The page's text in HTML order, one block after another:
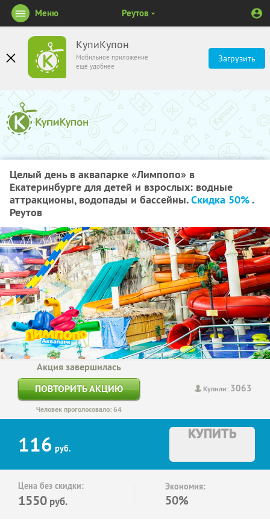
КупиКупон
Мобильное приложение
ещё удобнее
Загрузить
Меню Реутов
Целый день в аквапарке «Лимпопо» в
Екатеринбурге для детей и взрослых: водные
аттракционы, водопады и бассейны.Скидка 50%.
Реутов
Купили: 3063
Акция завершилась
ПОВТОРИТЬ АКЦИЮ
Человек проголосовало: 64
116 руб.
КУПИТЬ
Цена без скидки:
1550 руб.
Экономия:
50%